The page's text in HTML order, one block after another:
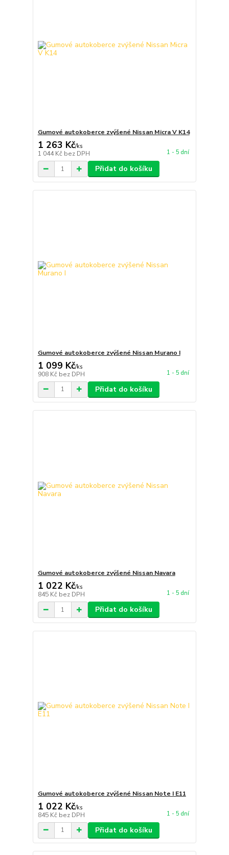
Gumové autokoberce zvýšené Nissan Micra V K14
1 263 Kč/ks
1 044 Kč bez DPH 1 - 5 dní
Přidat do košíku
Gumové autokoberce zvýšené Nissan Murano I
1 099 Kč/ks
908 Kč bez DPH 1 - 5 dní
Přidat do košíku
Gumové autokoberce zvýšené Nissan Navara
1 022 Kč/ks
845 Kč bez DPH 1 - 5 dní
Přidat do košíku
Gumové autokoberce zvýšené Nissan Note I E11
1 022 Kč/ks
845 Kč bez DPH 1 - 5 dní
Přidat do košíku